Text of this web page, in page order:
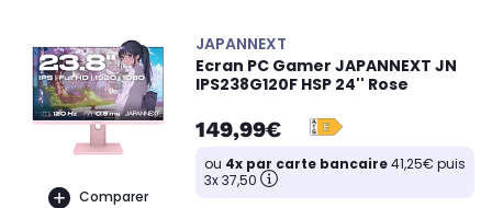
Comparer
JAPANNEXT
Ecran PC Gamer JAPANNEXT JN
IPS238G120F HSP 24'' Rose
149,99€
ou 4x par carte bancaire41,25€ puis
3x 37,50